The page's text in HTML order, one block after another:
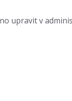
upravit v